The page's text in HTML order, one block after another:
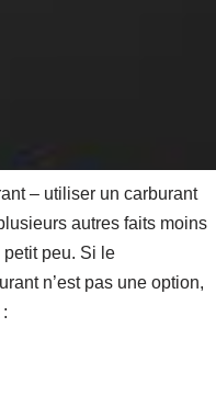
– utiliser un carburant
autres faits moins
peu. Si le
n’est pas une option,